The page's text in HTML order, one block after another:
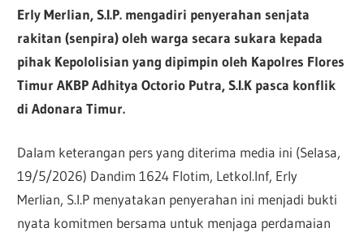
Erly Merlian, S.I.P. mengadiri penyerahan senjata
rakitan (senpira) oleh warga secara sukara kepada
pihak Kepololisian yang dipimpin oleh Kapolres Flores
Timur AKBP Adhitya Octorio Putra, S.I.K pasca konflik
di Adonara Timur.
Dalam keterangan pers yang diterima media ini (Selasa,
19/5/2026) Dandim 1624 Flotim, Letkol.Inf, Erly
Merlian, S.I.P menyatakan penyerahan ini menjadi bukti
nyata komitmen bersama untuk menjaga perdamaian